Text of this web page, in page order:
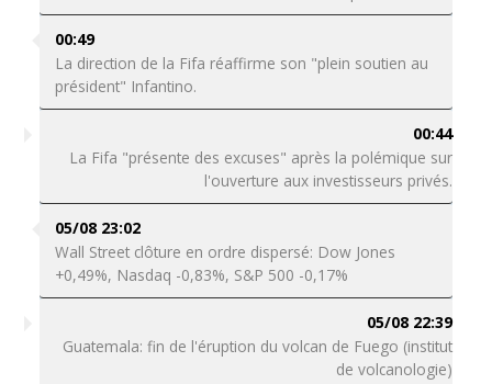
00:49
La direction de la Fifa réaffirme son "plein soutien au
président" Infantino.
00:44
La Fifa "présente des excuses" après la polémique sur
l'ouverture aux investisseurs privés.
05/08 23:02
Wall Street clôture en ordre dispersé: Dow Jones
+0,49%, Nasdaq -0,83%, S&P 500 -0,17%
05/08 22:39
Guatemala: fin de l'éruption du volcan de Fuego (institut
de volcanologie)